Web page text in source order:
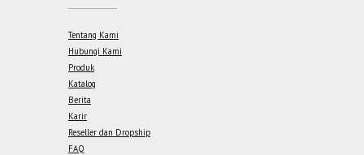
Tentang Kami
Hubungi Kami
Produk
Katalog
Berita
Karir
Reseller dan Dropship
FAQ